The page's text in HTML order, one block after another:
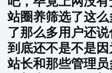
站圈养筛选了这
了那么多用户还
到底还不是不是
站长和那些管理